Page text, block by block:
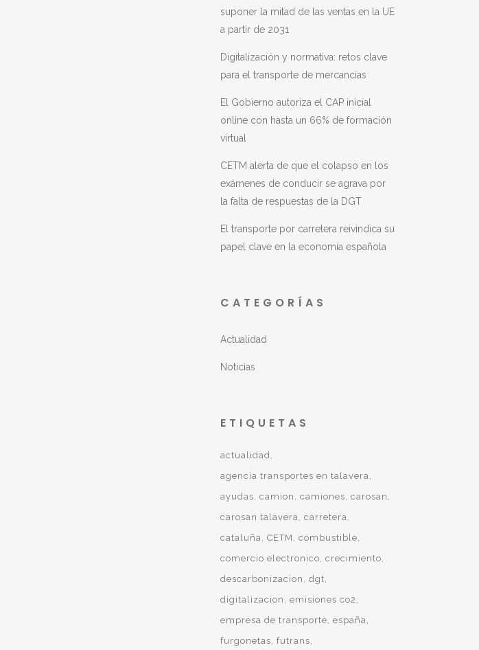
suponer la mitad de las ventas en la UE
a partir de 2031
Digitalización y normativa: retos clave
para el transporte de mercancías
El Gobierno autoriza el CAP inicial
online con hasta un 66% de formación
virtual
CETM alerta de que el colapso en los
exámenes de conducir se agrava por
la falta de respuestas de la DGT
El transporte por carretera reivindica su
papel clave en la economía española
CATEGORÍAS
Actualidad
Noticias
ETIQUETAS
actualidad
agencia transportes en talavera
ayudas camion camiones carosan
carosan talavera carretera
cataluña CETM
combustible
comercio electronico crecimiento
descarbonizacion
dgt
digitalizacion
emisiones co2
empresa de transporte españa
furgonetas futrans